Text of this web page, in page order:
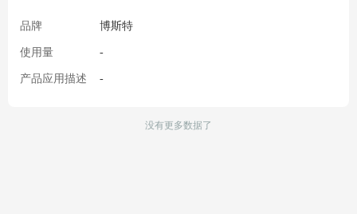
品牌 博斯特
使用量 -
产品应用描述 -
没有更多数据了